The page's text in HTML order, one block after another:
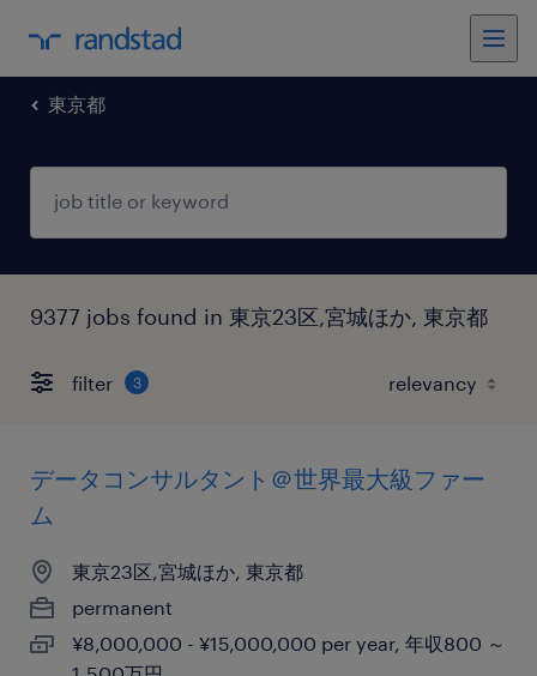
東京都
9377 jobs found in 東京23区,宮城ほか, 東京都
filter 3
データコンサルタント＠世界最大級ファー
ム
東京23区,宮城ほか, 東京都
permanent
¥8,000,000 - ¥15,000,000 per year, 年収800 ～